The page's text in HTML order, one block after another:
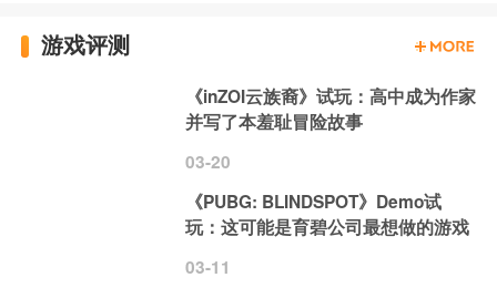
游戏评测
《inZOI云族裔》试玩：高中成为作家
并写了本羞耻冒险故事
03-20
《PUBG: BLINDSPOT》Demo试
玩：这可能是育碧公司最想做的游戏
03-11